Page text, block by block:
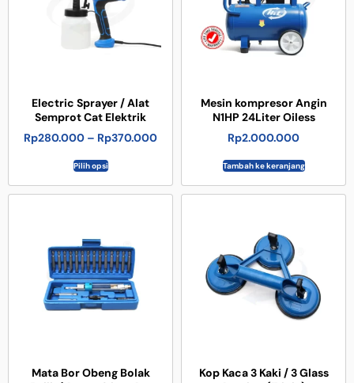
Electric Sprayer / Alat
Semprot Cat Elektrik
Rp280.000 – Rp370.000
Pilih opsi
Mesin kompresor Angin
N1HP 24Liter Oiless
Rp2.000.000
Tambah ke keranjang
Mata Bor Obeng Bolak
Kop Kaca 3 Kaki / 3 Glass